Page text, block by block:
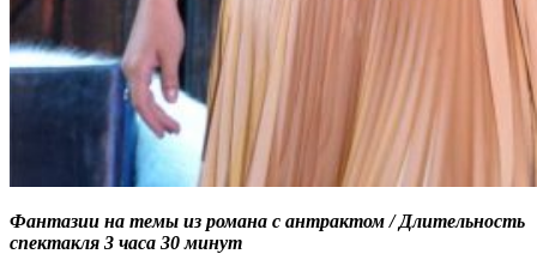
Фантазии на темы из романа с антрактом / Длительность
спектакля 3 часа 30 минут